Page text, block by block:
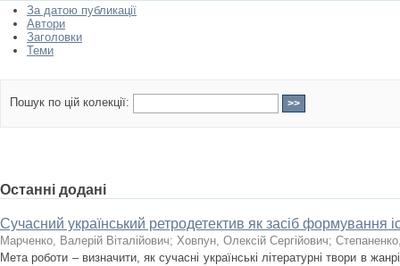
За датою публикації
Автори
Заголовки
Теми
Пошук по цій колекції:
Останні додані
Сучасний український ретродетектив як засіб формування
Марченко, Валерій Віталійович; Ховпун, Олексій Сергійович;
Мета роботи – визначити, як сучасні українські літературні твори в